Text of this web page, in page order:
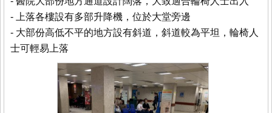
- 上落各樓設有多部升降機，位於大堂旁邊
- 大部份高低不平的地方設有斜道，斜道較為平坦，輪椅人
士可輕易上落